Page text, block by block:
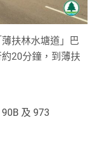
扶林水塘道」巴
20分鐘，到薄扶
及 973